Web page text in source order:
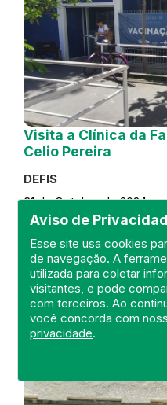
Aviso de
Esse site usa cookies
de navegação. A
utilizada para coletar
visitantes, e pode
com terceiros. Ao
você concorda com
privacidade.
Visita a Clínica da
Celio Pereira
DEFIS
31 de October de 2024
REGIÃO METROPOLITANA
ATO MÉDICO
CLÍNICA DA